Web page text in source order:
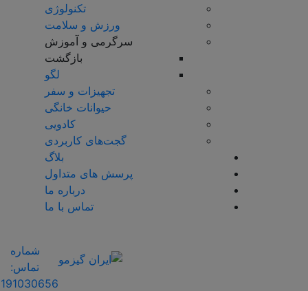
تکنولوژی
ورزش و سلامت
سرگرمی و آموزش
بازگشت
لگو
تجهیزات و سفر
حیوانات خانگی
کادویی
گجت‌های کاربردی
بلاگ
پرسش های متداول
درباره ما
تماس با ما
شماره
تماس: